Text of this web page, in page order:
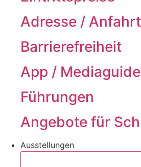
Adresse / Anfahrt
Barrierefreiheit
App / Mediaguide
Führungen
Angebote für
Ausstellungen